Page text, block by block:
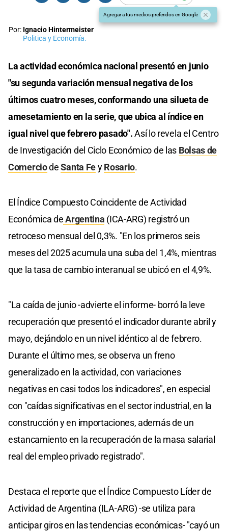
Agregar a tus medios preferidos en Google
Por: Ignacio Hintermeister
Politica y Economía.
La actividad económica nacional presentó en junio
"su segunda variación mensual negativa de los
últimos cuatro meses, conformando una silueta de
amesetamiento en la serie, que ubica al índice en
igual nivel que febrero pasado".Así lo revela el Centro
de Investigación del Ciclo Económico de las Bolsas de
ComerciodeSanta FeyRosario.
El Índice Compuesto Coincidente de Actividad
Económica deArgentina (ICA-ARG) registró un
retroceso mensual del 0,3%. "En los primeros seis
meses del 2025 acumula una suba del 1,4%, mientras
que la tasa de cambio interanual se ubicó en el 4,9%.
"La caída de junio -advierte el informe- borró la leve
recuperación que presentó el indicador durante abril y
mayo, dejándolo en un nivel idéntico al de febrero.
Durante el último mes, se observa un freno
generalizado en la actividad, con variaciones
negativas en casi todos los indicadores", en especial
con "caídas significativas en el sector industrial, en la
construcción y en importaciones, además de un
estancamiento en la recuperación de la masa salarial
real del empleo privado registrado".
Destaca el reporte que el Índice Compuesto Líder de
Actividad de Argentina (ILA-ARG) -se utiliza para
anticipar giros en las tendencias económicas- "cayó un